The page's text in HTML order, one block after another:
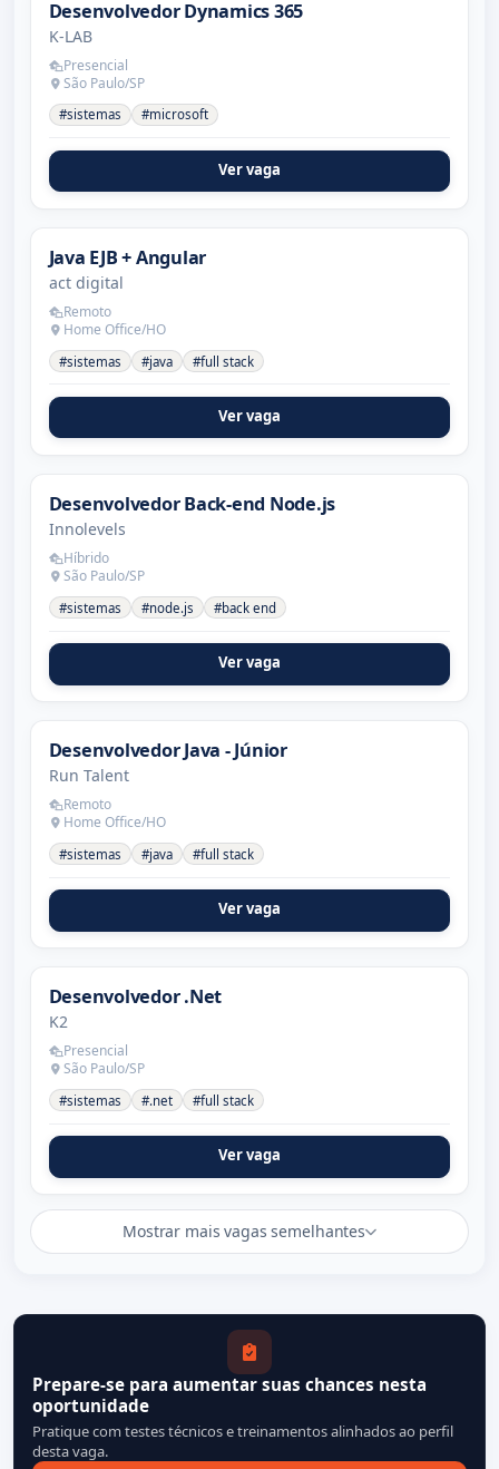
Desenvolvedor Dynamics 365
K-LAB
Presencial
São Paulo/SP
#sistemas #microsoft
Ver vaga
Java EJB + Angular
act digital
Remoto
Home Office/HO
#sistemas #java #full stack
Ver vaga
Desenvolvedor Back-end Node.js
Innolevels
Híbrido
São Paulo/SP
#sistemas #node.js #back end
Ver vaga
Desenvolvedor Java - Júnior
Run Talent
Remoto
Home Office/HO
#sistemas #java #full stack
Ver vaga
Desenvolvedor .Net
K2
Presencial
São Paulo/SP
#sistemas #.net #full stack
Ver vaga
Mostrar mais vagas semelhantes
Prepare-se para aumentar suas chances nesta
oportunidade
Pratique com testes técnicos e treinamentos alinhados ao perfil
desta vaga.